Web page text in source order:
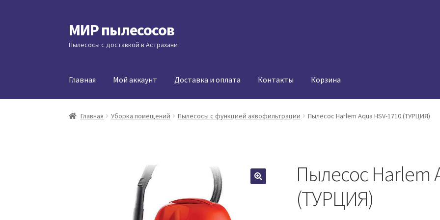
Перейти
к
навигации
Перейти
к
содержимому
МИР пылесосов
Пылесосы с доставкой в Астрахани
Главная Мой аккаунт Доставка и оплата Контакты Корзина
Главная Уборка помещений Пылесосы с функцией аквофильтрации Пылесос Harlem Aqua HSV-1710 (ТУРЦИЯ)
Пылесос Harlem
(ТУРЦИЯ)